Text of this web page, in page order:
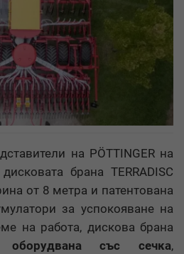
на PÖTTINGER на
брана TERRADISC
от 8 метра и патентована
за успокояване на
на работа, дискова брана
оборудвана със сечка,